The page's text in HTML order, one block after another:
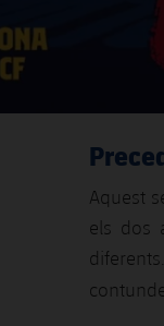
Aquest
els dos